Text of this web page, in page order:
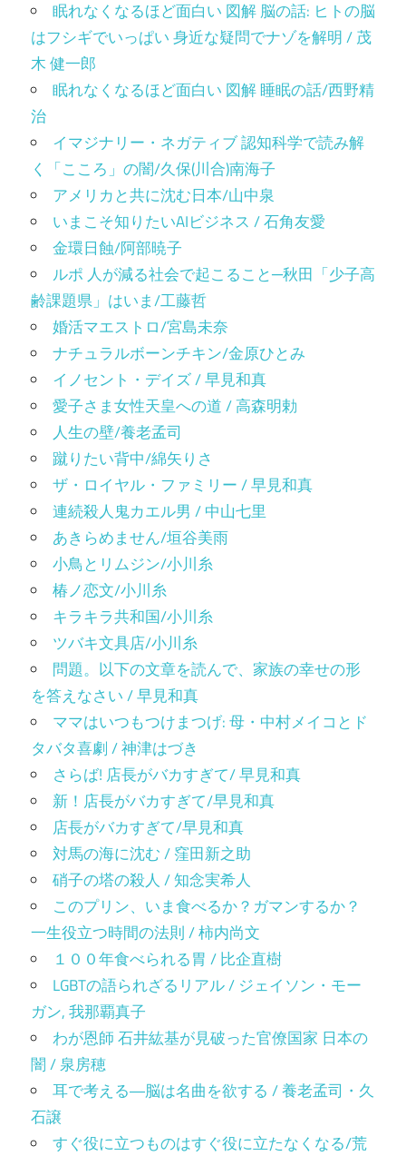
眠れなくなるほど面白い 図解 脳の話: ヒトの脳
はフシギでいっぱい 身近な疑問でナゾを解明 / 茂
木 健一郎
眠れなくなるほど面白い 図解 睡眠の話/西野精
治
イマジナリー・ネガティブ 認知科学で読み解
く「こころ」の闇/久保(川合)南海子
アメリカと共に沈む日本/山中泉
いまこそ知りたいAIビジネス / 石角友愛
金環日蝕/阿部暁子
ルポ 人が減る社会で起こること─秋田「少子高
齢課題県」はいま/工藤哲
婚活マエストロ/宮島未奈
ナチュラルボーンチキン/金原ひとみ
イノセント・デイズ / 早見和真
愛子さま女性天皇への道 / 高森明勅
人生の壁/養老孟司
蹴りたい背中/綿矢りさ
ザ・ロイヤル・ファミリー / 早見和真
連続殺人鬼カエル男 / 中山七里
あきらめません/垣谷美雨
小鳥とリムジン/小川糸
椿ノ恋文/小川糸
キラキラ共和国/小川糸
ツバキ文具店/小川糸
問題。以下の文章を読んで、家族の幸せの形
を答えなさい / 早見和真
ママはいつもつけまつげ: 母・中村メイコとド
タバタ喜劇 / 神津はづき
さらば! 店長がバカすぎて/ 早見和真
新！店長がバカすぎて/早見和真
店長がバカすぎて/早見和真
対馬の海に沈む / 窪田新之助
硝子の塔の殺人 / 知念実希人
このプリン、いま食べるか？ガマンするか？
一生役立つ時間の法則 / 柿内尚文
１００年食べられる胃 / 比企直樹
LGBTの語られざるリアル / ジェイソン・モー
ガン, 我那覇真子
わが恩師 石井紘基が見破った官僚国家 日本の
闇 / 泉房穂
耳で考える―脳は名曲を欲する / 養老孟司・久
石譲
すぐ役に立つものはすぐ役に立たなくなる/荒